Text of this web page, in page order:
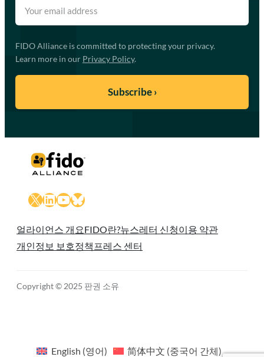
FIDO Alliance is committed to protecting your privacy.
Learn more in our Privacy Policy.
X LinkedIn
YouTube
Bluesky
얼라이언스 개요FIDO란?뉴스레터 신청이용 약관
개인정보 보호정책 프레스 센터
Copyright © 2025 판권 소유
English (영어) 简体中文 (중국어 간체)